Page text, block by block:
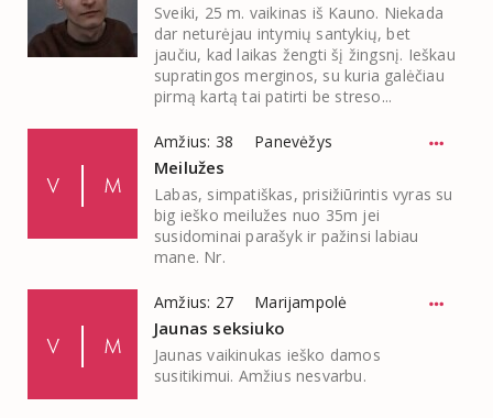
Sveiki, 25 m. vaikinas iš Kauno. Niekada
dar neturėjau intymių santykių, bet
jaučiu, kad laikas žengti šį žingsnį. Ieškau
supratingos merginos, su kuria galėčiau
pirmą kartą tai patirti be streso...
Amžius: 38 Panevėžys
Meilužes
Labas, simpatiškas, prisižiūrintis vyras su
big ieško meilužes nuo 35m jei
susidominai parašyk ir pažinsi labiau
mane. Nr.
Amžius: 27 Marijampolė
Jaunas seksiuko
Jaunas vaikinukas ieško damos
susitikimui. Amžius nesvarbu.